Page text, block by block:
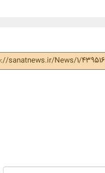
sanatnews.ir/News/1/439516